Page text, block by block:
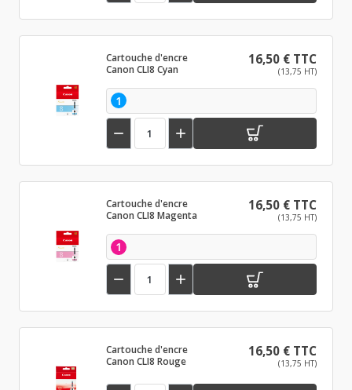
Cartouche d'encre
Canon CLI8 Cyan
16,50 € TTC
(13,75 HT)
1
 
Cartouche d'encre
Canon CLI8 Magenta
16,50 € TTC
(13,75 HT)
1
 
Cartouche d'encre
Canon CLI8 Rouge
16,50 € TTC
(13,75 HT)